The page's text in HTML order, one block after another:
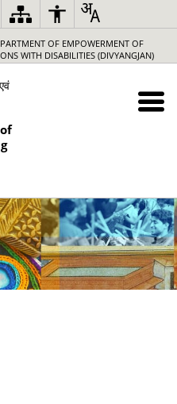
OF EMPOWERMENT OF
WITH DISABILITIES (DIVYANGJAN)